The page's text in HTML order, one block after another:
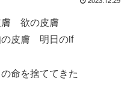
欲の皮膚
皮膚 明日のif
命を捨ててきた